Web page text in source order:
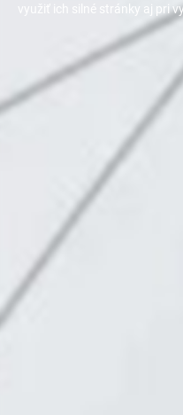
využiť ich silné stránky aj pri